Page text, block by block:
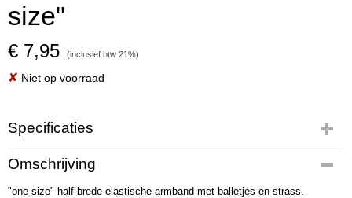
size"
€ 7,95 (inclusief btw 21%)
✘ Niet op voorraad
Specificaties
Productcode
01302
Netto gewicht
Omschrijving
"one size" half brede elastische armband met balletjes en strass.